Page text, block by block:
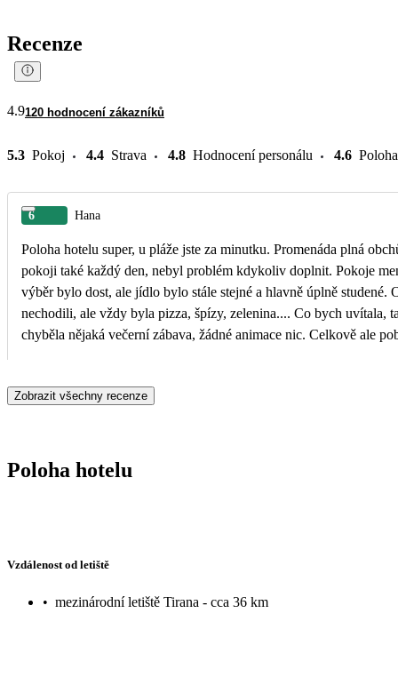
Recenze
4.9120 hodnocení zákazníků
5.3 Pokoj 4.4 Strava 4.8 Hodnocení personálu 4.6 Poloha
6 Hana
Poloha hotelu super, u pláže jste za minutku. Promenáda plná
pokoji také každý den, nebyl problém kdykoliv doplnit. Pokoje
výběr bylo dost, ale jídlo bylo stále stejné a hlavně úplně studené.
nechodili, ale vždy byla pizza, špízy, zelenina.... Co bych uvítala,
chyběla nějaká večerní zábava, žádné animace nic. Celkově ale
Zobrazit všechny recenze
Poloha hotelu
Vzdálenost od letiště
• mezinárodní letiště Tirana - cca 36 km